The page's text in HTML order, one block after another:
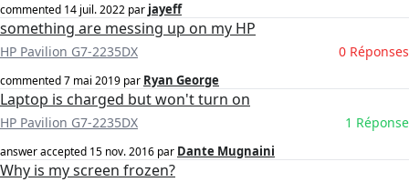
commented 14 juil. 2022 par jayeff
something are messing up on my HP
HP Pavilion G7-2235DX 0 Réponses
commented7 mai 2019 par Ryan George
Laptop is charged but won't turn on
HP Pavilion G7-2235DX 1 Réponse
answer accepted 15 nov. 2016 par Dante Mugnaini
Why is my screen frozen?